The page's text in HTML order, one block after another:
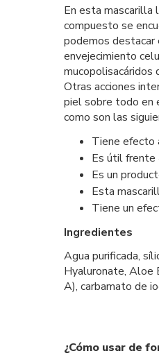
En esta mascarilla
compuesto se
podemos destacar
envejecimiento
mucopolisacáridos
Otras acciones
piel sobre todo en
como son las
Tiene efecto
Es útil frente
Es un
Esta
Tiene un
Ingredientes
Agua purificada,
Hyaluronate, Aloe
A), carbamato de
¿Cómo usar de